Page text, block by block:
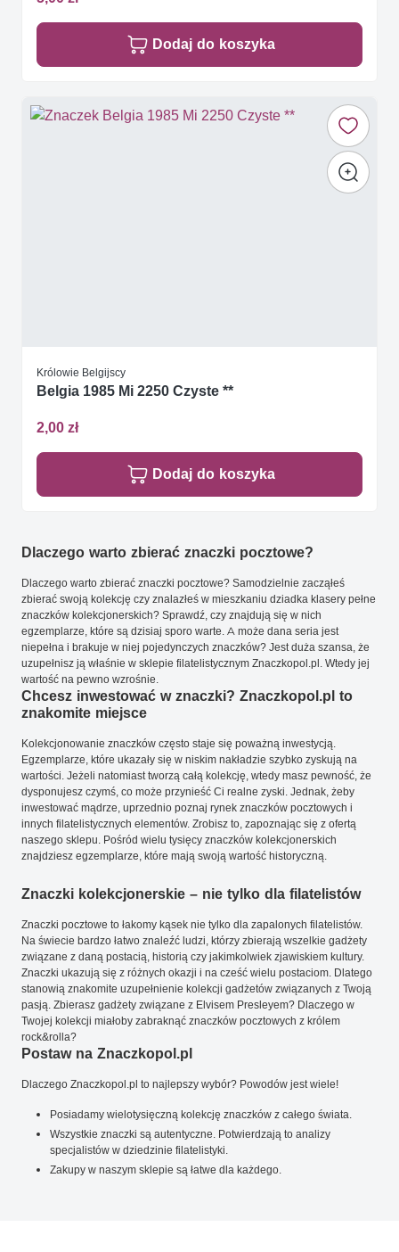
Dodaj do koszyka
Królowie Belgijscy
Belgia 1985 Mi 2250 Czyste **
2,00 zł
Dodaj do koszyka
Dlaczego warto zbierać znaczki pocztowe?
Dlaczego warto zbierać znaczki pocztowe? Samodzielnie zacząłeś
zbierać swoją kolekcję czy znalazłeś w mieszkaniu dziadka klasery pełne
znaczków kolekcjonerskich? Sprawdź, czy znajdują się w nich
egzemplarze, które są dzisiaj sporo warte. A może dana seria jest
niepełna i brakuje w niej pojedynczych znaczków? Jest duża szansa, że
uzupełnisz ją właśnie w sklepie filatelistycznym Znaczkopol.pl. Wtedy jej
wartość na pewno wzrośnie.
Chcesz inwestować w znaczki? Znaczkopol.pl to
znakomite miejsce
Kolekcjonowanie znaczków często staje się poważną inwestycją.
Egzemplarze, które ukazały się w niskim nakładzie szybko zyskują na
wartości. Jeżeli natomiast tworzą całą kolekcję, wtedy masz pewność, że
dysponujesz czymś, co może przynieść Ci realne zyski. Jednak, żeby
inwestować mądrze, uprzednio poznaj rynek znaczków pocztowych i
innych filatelistycznych elementów. Zrobisz to, zapoznając się z ofertą
naszego sklepu. Pośród wielu tysięcy znaczków kolekcjonerskich
znajdziesz egzemplarze, które mają swoją wartość historyczną.
Znaczki kolekcjonerskie – nie tylko dla filatelistów
Znaczki pocztowe to łakomy kąsek nie tylko dla zapalonych filatelistów.
Na świecie bardzo łatwo znaleźć ludzi, którzy zbierają wszelkie gadżety
związane z daną postacią, historią czy jakimkolwiek zjawiskiem kultury.
Znaczki ukazują się z różnych okazji i na cześć wielu postaciom. Dlatego
stanowią znakomite uzupełnienie kolekcji gadżetów związanych z Twoją
pasją. Zbierasz gadżety związane z Elvisem Presleyem? Dlaczego w
Twojej kolekcji miałoby zabraknąć znaczków pocztowych z królem
rock&rolla?
Postaw na Znaczkopol.pl
Dlaczego Znaczkopol.pl to najlepszy wybór? Powodów jest wiele!
Posiadamy wielotysięczną kolekcję znaczków z całego świata.
Wszystkie znaczki są autentyczne. Potwierdzają to analizy
specjalistów w dziedzinie filatelistyki.
Zakupy w naszym sklepie są łatwe dla każdego.